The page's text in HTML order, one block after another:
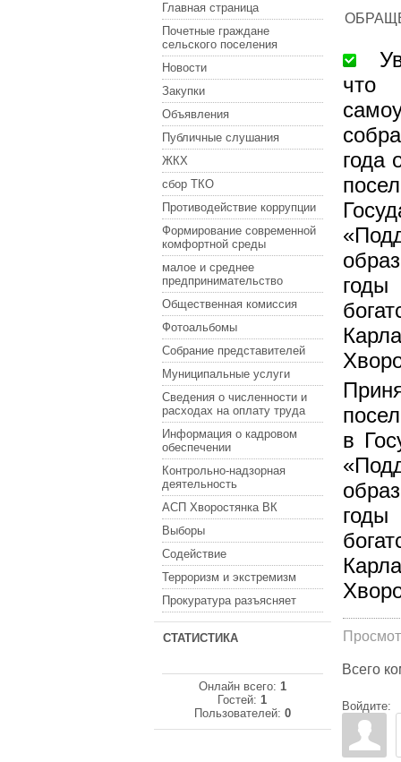
Главная страница
Почетные граждане
сельского поселения
Новости
Закупки
Объявления
Публичные слушания
ЖКХ
сбор ТКО
Противодействие коррупции
Формирование современной
комфортной среды
малое и среднее
предпринимательство
Общественная комиссия
Фотоальбомы
Собрание представителей
Муниципальные услуги
Сведения о численности и
расходах на оплату труда
Информация о кадровом
обеспечении
Контрольно-надзорная
деятельность
АСП Хворостянка ВК
Выборы
Содействие
Терроризм и экстремизм
Прокуратура разъясняет
СТАТИСТИКА
Онлайн всего: 1
Гостей:1
Пользователей: 0
что
года
в
Всего
Войдите: